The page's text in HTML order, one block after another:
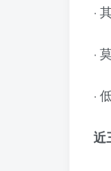
·
·
·
近